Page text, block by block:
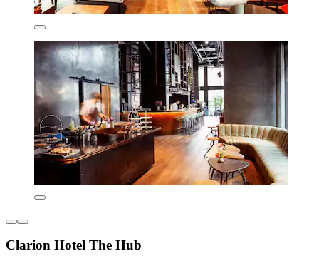
Clarion Hotel The Hub